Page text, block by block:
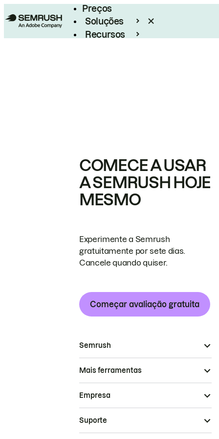
Preços
Soluções
Recursos
COMECE A USAR
A SEMRUSH HOJE
MESMO
Experimente a Semrush
gratuitamente por sete dias.
Cancele quando quiser.
Começar avaliação gratuita
Semrush
Mais ferramentas
Empresa
Suporte